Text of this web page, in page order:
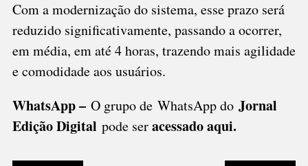
Com a modernização do sistema, esse prazo será
reduzido significativamente, passando a ocorrer,
em média, em até 4 horas, trazendo mais agilidade
e comodidade aos usuários.
WhatsApp – O grupo de WhatsApp do Jornal
Edição Digital pode seracessado aqui.